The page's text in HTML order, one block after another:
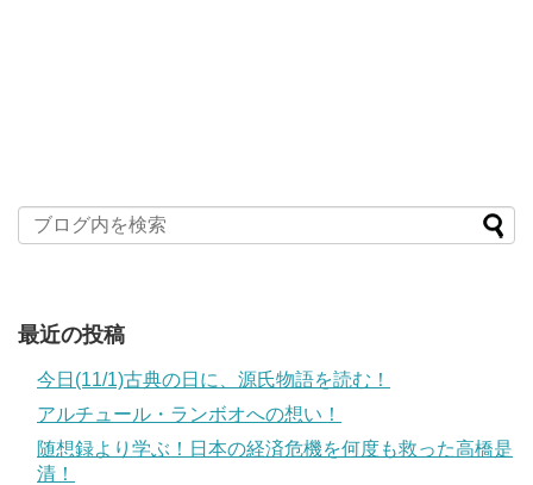
最近の投稿
今日(11/1)古典の日に、源氏物語を読む！
アルチュール・ランボオへの想い！
随想録より学ぶ！日本の経済危機を何度も救った高橋是
清！